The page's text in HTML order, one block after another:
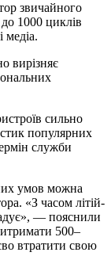
звичайного
1000 циклів
медіа.
вирізняє
сильно
популярних
служби
умов можна
«З часом літій-
— пояснили
500–
втратити свою